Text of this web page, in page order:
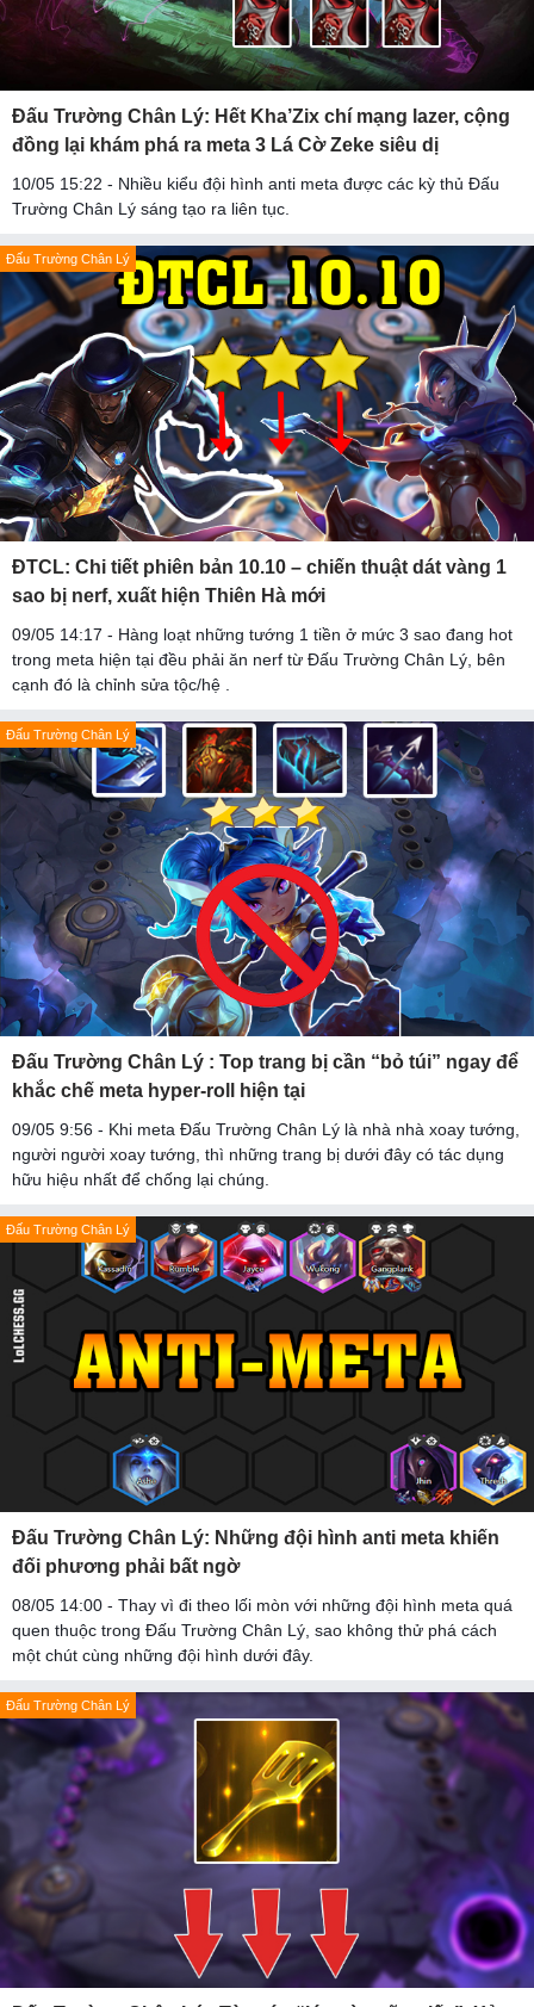
Đấu Trường Chân Lý: Hết Kha’Zix chí mạng lazer, cộng
đồng lại khám phá ra meta 3 Lá Cờ Zeke siêu dị
10/05 15:22 - Nhiều kiểu đội hình anti meta được các kỳ thủ Đấu
Trường Chân Lý sáng tạo ra liên tục.
Đấu Trường Chân Lý
ĐTCL: Chi tiết phiên bản 10.10 – chiến thuật dát vàng 1
sao bị nerf, xuất hiện Thiên Hà mới
09/05 14:17 - Hàng loạt những tướng 1 tiền ở mức 3 sao đang hot
trong meta hiện tại đều phải ăn nerf từ Đấu Trường Chân Lý, bên
cạnh đó là chỉnh sửa tộc/hệ .
Đấu Trường Chân Lý
Đấu Trường Chân Lý : Top trang bị cần “bỏ túi” ngay để
khắc chế meta hyper-roll hiện tại
09/05 9:56 - Khi meta Đấu Trường Chân Lý là nhà nhà xoay tướng,
người người xoay tướng, thì những trang bị dưới đây có tác dụng
hữu hiệu nhất để chống lại chúng.
Đấu Trường Chân Lý
Đấu Trường Chân Lý: Những đội hình anti meta khiến
đối phương phải bất ngờ
08/05 14:00 - Thay vì đi theo lối mòn với những đội hình meta quá
quen thuộc trong Đấu Trường Chân Lý, sao không thử phá cách
một chút cùng những đội hình dưới đây.
Đấu Trường Chân Lý